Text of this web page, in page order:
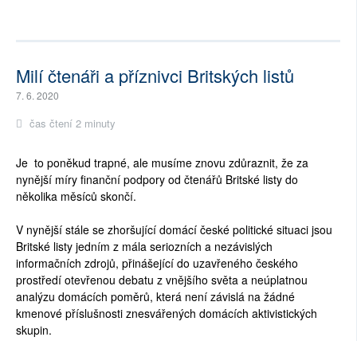
Milí čtenáři a příznivci Britských listů
7. 6. 2020
čas čtení 2 minuty
Je to poněkud trapné, ale musíme znovu zdůraznit, že za
nynější míry finanční podpory od čtenářů Britské listy do
několika měsíců skončí.
V nynější stále se zhoršující domácí české politické situaci jsou
Britské listy jedním z mála seriozních a nezávislých
informačních zdrojů, přinášející do uzavřeného českého
prostředí otevřenou debatu z vnějšího světa a neúplatnou
analýzu domácích poměrů, která není závislá na žádné
kmenové příslušnosti znesvářených domácích aktivistických
skupin.